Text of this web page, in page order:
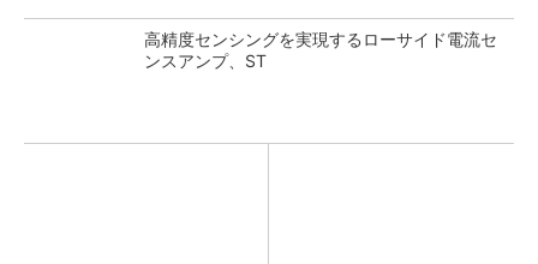
高精度センシングを実現するローサイド電流セ
ンスアンプ、ST